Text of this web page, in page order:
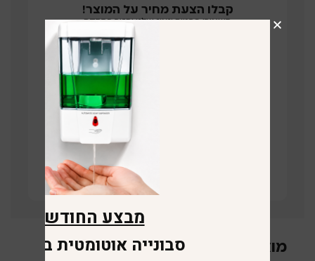
קבלו הצעת מחיר על המוצר!
השאירו פרטים ונציג שלנו יחזור בהקדם
תחזרו אליי
קישור לוויז
מוצרים קשורים
מבצע החודש
סבונייה אוטומטית במתנה